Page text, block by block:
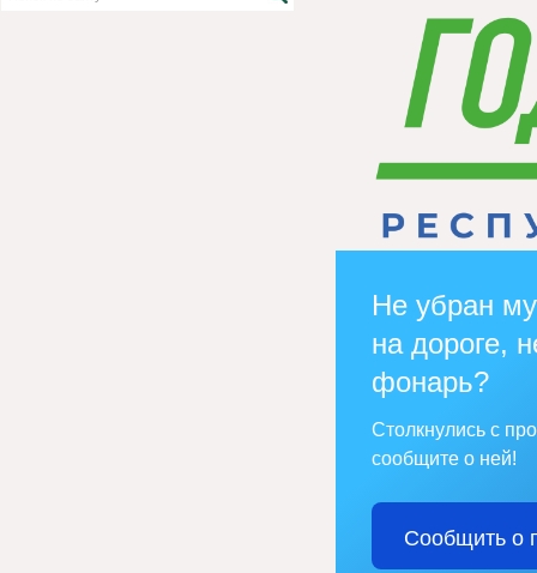
Не убран
на дороге,
фонарь?
Столкнулись с
сообщите о ней!
Сообщить о